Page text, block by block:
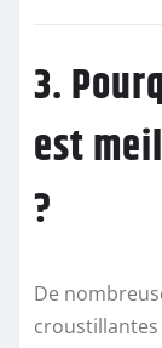
3.
est
?
De
croustillantes